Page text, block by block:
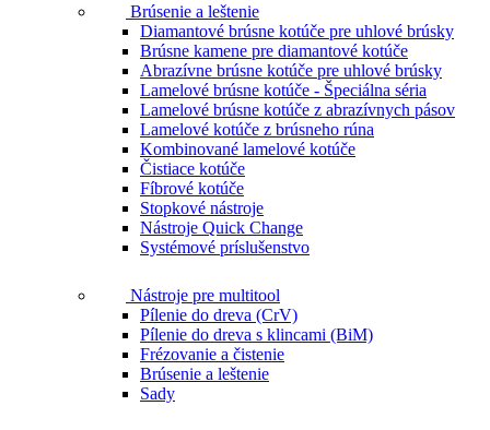
Brúsenie a leštenie
Diamantové brúsne kotúče pre uhlové brúsky
Brúsne kamene pre diamantové kotúče
Abrazívne brúsne kotúče pre uhlové brúsky
Lamelové brúsne kotúče - Špeciálna séria
Lamelové brúsne kotúče z abrazívnych pásov
Lamelové kotúče z brúsneho rúna
Kombinované lamelové kotúče
Čistiace kotúče
Fíbrové kotúče
Stopkové nástroje
Nástroje Quick Change
Systémové príslušenstvo
Nástroje pre multitool
Pílenie do dreva (CrV)
Pílenie do dreva s klincami (BiM)
Frézovanie a čistenie
Brúsenie a leštenie
Sady